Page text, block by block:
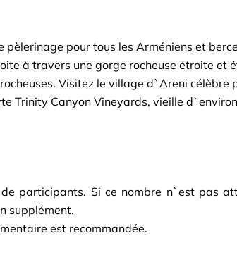
pour tous les Arméniens et
à travers une gorge rocheuse étroite et
Visitez le village d`Areni célèbre
Trinity Canyon Vineyards, vieille
de falaises rouges. Visitez le monastère et
participants. Si ce nombre n`est pas
supplément.
est recommandée.